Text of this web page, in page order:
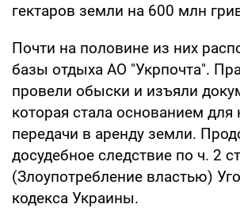
гектаров земли на 600 млн
Почти на половине из них
базы отдыха АО "Укрпочта".
провели обыски и изъяли
которая стала основанием для
передачи в аренду земли.
досудебное следствие по ч. 2
(Злоупотребление властью)
кодекса Украины.